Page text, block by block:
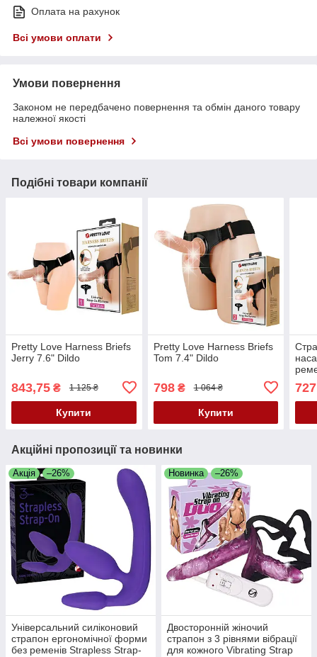
Оплата на рахунок
Всі умови оплати
Умови повернення
Законом не передбачено повернення та обмін даного товару
належної якості
Всі умови повернення
Подібні товари компанії
Pretty Love Harness Briefs
Jerry 7.6" Dildo
843,75 ₴ 1 125 ₴
Купити
Pretty Love Harness Briefs
Tom 7.4" Dildo
798₴ 1 064 ₴
Купити
Акційні пропозиції та новинки
Акція –26%
Універсальний силіконовий
страпон ергономічної форми
без ременів Strapless Strap-
Новинка –26%
Двосторонній жіночий
страпон з 3 рівнями вібрації
для кожного Vibrating Strap